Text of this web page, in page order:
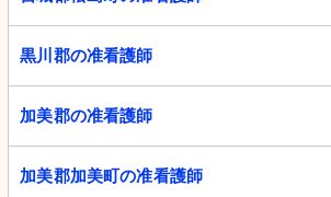
黒川郡の准看護師
加美郡の准看護師
加美郡加美町の准看護師